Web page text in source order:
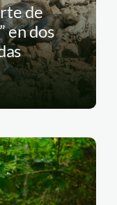
de
en dos